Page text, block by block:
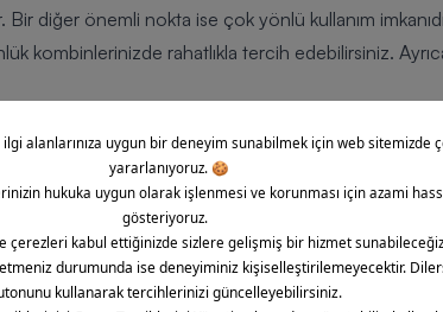
diğer önemli nokta ise çok yönlü kullanım
kombinlerinizde rahatlıkla tercih edebilirsiniz.
kullanıcı beklentilerini üst seviyeye taşır.
bazı modeller açık ara ön plana çıkar. Bu
ayakkabı erkek modellerive kadın tasarımları her